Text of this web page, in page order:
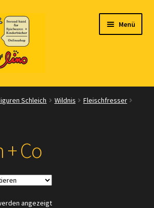
Menü
Schleich Wildnis
Fleischfresser
Co
angezeigtNach